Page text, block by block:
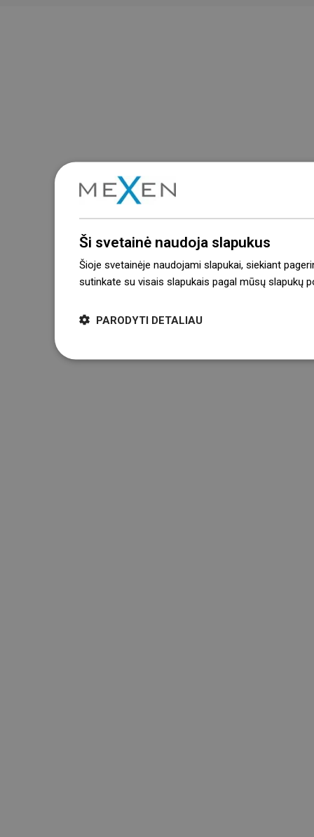
Ši svetainė naudoja slapukus
Šioje svetainėje naudojami slapukai, siekiant
sutinkate su visais slapukais pagal mūsų slapukų
PARODYTI DETALIAU